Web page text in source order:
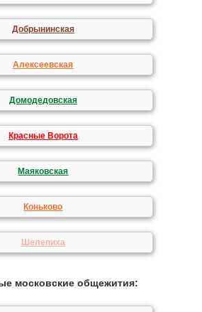
Добрынинская
Алексеевская
Домодедовская
Красные Ворота
Маяковская
Коньково
Шелепиха
московские общежития: